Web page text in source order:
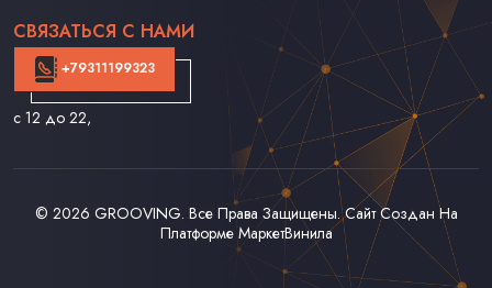
СВЯЗАТЬСЯ С НАМИ
+79311199323
с 12 до 22,
© 2026 GROOVING. Все Права Защищены. Сайт Создан На
Платформе МаркетВинила